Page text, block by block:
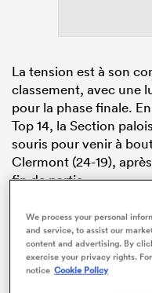
La tension est à son
classement, avec une
pour la phase finale.
Top 14, la Section
souris pour venir à
Clermont (24-19),
fin de partie.
Du stress, l’UBB en a
montre Perpignan (37-
formation girondine a
deuxième acte grâce à
We process your personal
and service, to assist our
content and advertising. By
exercise your privacy rights.
notice Cookie Policy